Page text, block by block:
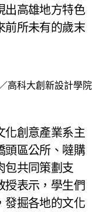
出高雄地方特色
前所未有的歲末
高科大創新設計學院
化創意產業系主
頭區公所、噠購
包共同策劃支
授表示，學生們
發掘各地的文化